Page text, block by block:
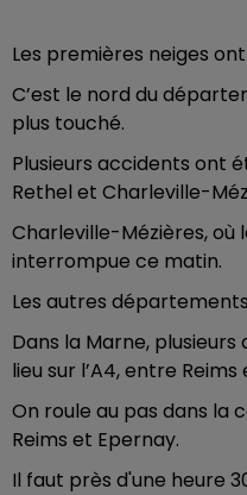
Les premières neiges
C’est le nord du
plus touché.
Plusieurs accidents ont
Rethel et Charleville-
Charleville-Mézières, où
interrompue ce matin.
Les autres
Dans la Marne,
lieu sur l’A4, entre
On roule au pas dans la
Reims et Epernay.
Il faut près d'une heure